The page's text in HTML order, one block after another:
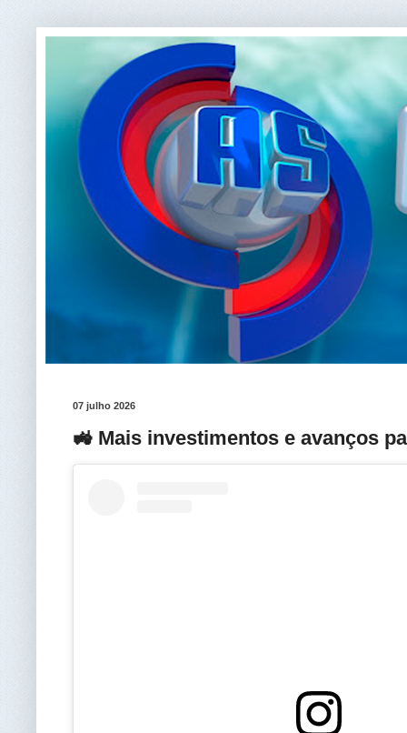
07 julho 2026
🚜 Mais investimentos e avanços